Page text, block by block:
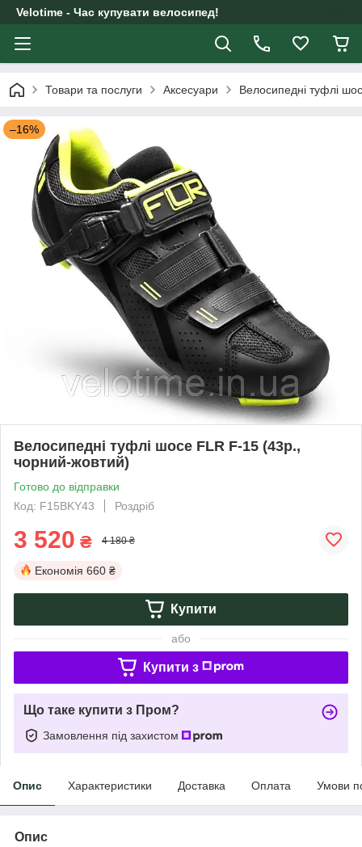
Velotime - Час купувати велосипед!
Товари та послуги Аксесуари Велосипедні туфлі
–16%
Велосипедні туфлі шосе FLR F-15 (43р.,
чорний-жовтий)
Готово до відправки
Код: F15BKY43
Роздріб
3 520 ₴ 4 180 ₴
Економія 660 ₴
Купити
або
Купити з
Що таке купити з Пром?
Замовлення під захистом
Опис Характеристики Доставка Оплата Умови
Опис